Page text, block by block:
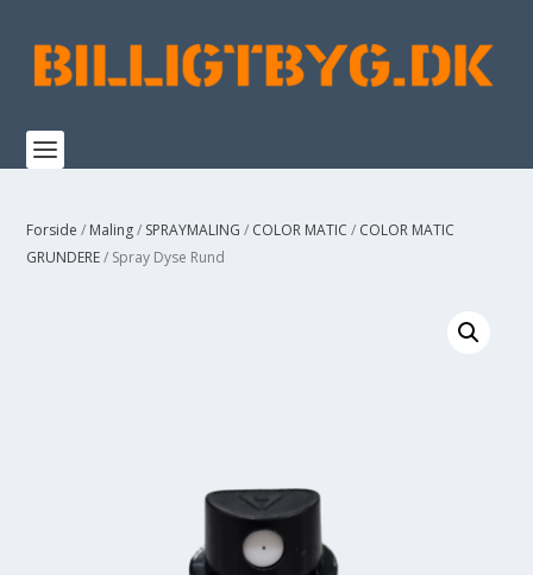
Forside / Maling/ SPRAYMALING / COLOR MATIC / COLOR MATIC
GRUNDERE/ Spray Dyse Rund